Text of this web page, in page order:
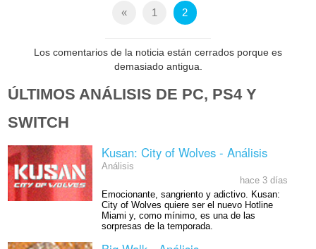
« 1 2
Los comentarios de la noticia están cerrados porque es
demasiado antigua.
ÚLTIMOS ANÁLISIS DE PC, PS4 Y
SWITCH
Kusan: City of Wolves - Análisis
Análisis
hace 3 días
Emocionante, sangriento y adictivo. Kusan:
City of Wolves quiere ser el nuevo Hotline
Miami y, como mínimo, es una de las
sorpresas de la temporada.